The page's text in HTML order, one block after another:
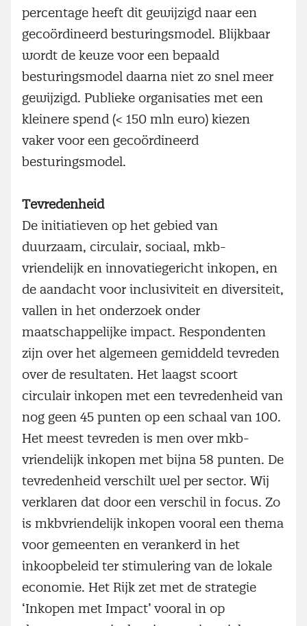
percentage heeft dit gewijzigd naar een
gecoördineerd besturingsmodel. Blijkbaar
wordt de keuze voor een bepaald
besturingsmodel daarna niet zo snel meer
gewijzigd. Publieke organisaties met een
kleinere spend (< 150 mln euro) kiezen
vaker voor een gecoördineerd
besturingsmodel.
Tevredenheid
De initiatieven op het gebied van
duurzaam, circulair, sociaal, mkb-
vriendelijk en innovatiegericht inkopen, en
de aandacht voor inclusiviteit en diversiteit,
vallen in het onderzoek onder
maatschappelijke impact. Respondenten
zijn over het algemeen gemiddeld tevreden
over de resultaten. Het laagst scoort
circulair inkopen met een tevredenheid van
nog geen 45 punten op een schaal van 100.
Het meest tevreden is men over mkb-
vriendelijk inkopen met bijna 58 punten. De
tevredenheid verschilt wel per sector. Wij
verklaren dat door een verschil in focus. Zo
is mkbvriendelijk inkopen vooral een thema
voor gemeenten en verankerd in het
inkoopbeleid ter stimulering van de lokale
economie. Het Rijk zet met de strategie
‘Inkopen met Impact’ vooral in op